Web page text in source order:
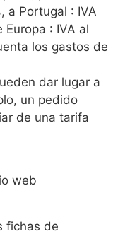
a Portugal : IVA
: IVA al
los gastos de
dar lugar a
un pedido
de una tarifa
web
fichas de